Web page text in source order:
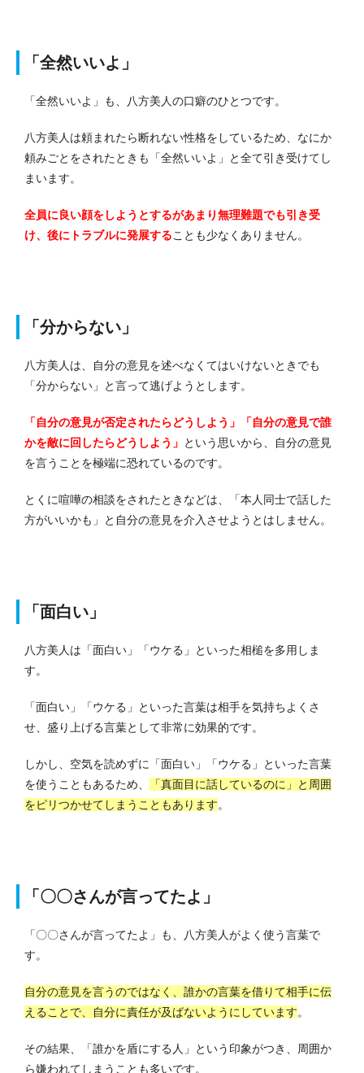
「全然いいよ」
「全然いいよ」も、八方美人の口癖のひとつです。
八方美人は頼まれたら断れない性格をしているため、なにか
頼みごとをされたときも「全然いいよ」と全て引き受けてし
まいます。
全員に良い顔をしようとするがあまり無理難題でも引き受
け、後にトラブルに発展することも少なくありません。
「分からない」
八方美人は、自分の意見を述べなくてはいけないときでも
「分からない」と言って逃げようとします。
「自分の意見が否定されたらどうしよう」「自分の意見で誰
かを敵に回したらどうしよう」 という思いから、自分の意見
を言うことを極端に恐れているのです。
とくに喧嘩の相談をされたときなどは、「本人同士で話した
方がいいかも」と自分の意見を介入させようとはしません。
「面白い」
八方美人は「面白い」「ウケる」といった相槌を多用しま
す。
「面白い」「ウケる」といった言葉は相手を気持ちよくさ
せ、盛り上げる言葉として非常に効果的です。
しかし、空気を読めずに「面白い」「ウケる」といった言葉
を使うこともあるため、
「真面目に話しているのに」と周囲
をピリつかせてしまうこともあります。
「〇〇さんが言ってたよ」
「〇〇さんが言ってたよ」も、八方美人がよく使う言葉で
す。
自分の意見を言うのではなく、誰かの言葉を借りて相手に伝
えることで、自分に責任が及ばないようにしています。
その結果、「誰かを盾にする人」という印象がつき、周囲か
ら嫌われてしまうことも多いです。